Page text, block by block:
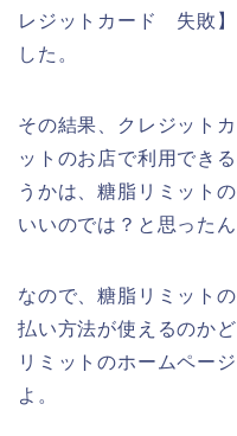
レジットカード 失敗】
した。
その結果、クレジット
ットのお店で利用でき
うかは、糖脂リミット
いいのでは？と思ったん
なので、糖脂リミット
払い方法が使えるのか
リミットのホームペー
よ。